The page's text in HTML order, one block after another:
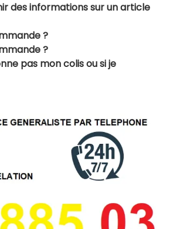
des informations sur un article
?
?
pas mon colis ou si je